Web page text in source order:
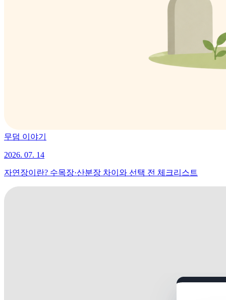
무덤 이야기
2026. 07. 14
자연장이란? 수목장·산분장 차이와 선택 전 체크리스트